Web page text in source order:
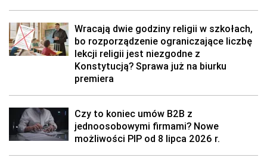
Wracają dwie godziny religii w szkołach,
bo rozporządzenie ograniczające liczbę
lekcji religii jest niezgodne z
Konstytucją? Sprawa już na biurku
premiera
Czy to koniec umów B2B z
jednoosobowymi firmami? Nowe
możliwości PIP od 8 lipca 2026 r.